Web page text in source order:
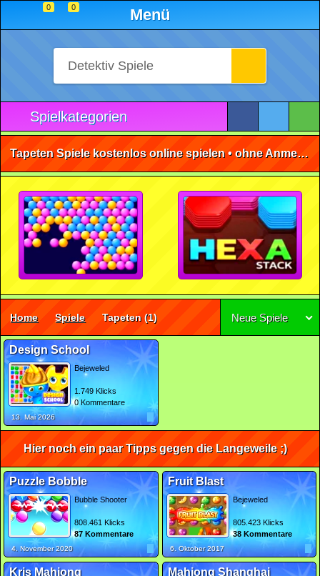
0 0 Menü
Spielkategorien
Tapeten Spiele kostenlos online spielen • ohne Anmeldung 🕹️
Home Spiele Tapeten (1) Neue Spiele
Design School
Bejeweled
1.749 Klicks
0 Kommentare
13. Mai 2026
Hier noch ein paar Tipps gegen die Langeweile ;)
Puzzle Bobble
Bubble Shooter
808.461 Klicks
87 Kommentare
4. November 2020
Fruit Blast
Bejeweled
805.423 Klicks
38 Kommentare
6. Oktober 2017
Kris Mahjong Mahjong Shanghai